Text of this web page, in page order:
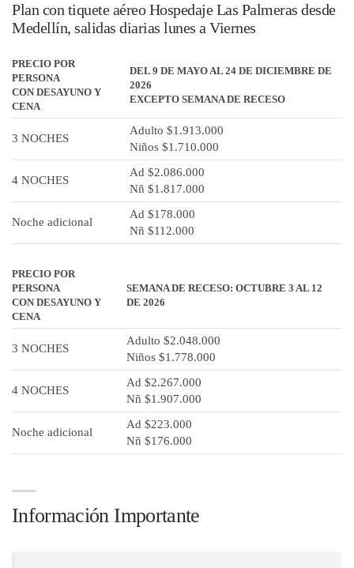
Plan con tiquete aéreo Hospedaje Las Palmeras desde
Medellín, salidas diarias lunes a Viernes
PRECIO POR
PERSONA
CON DESAYUNO Y
CENA
DEL 9 DE MAYO AL 24 DE DICIEMBRE DE
2026
EXCEPTO SEMANA DE RECESO
3 NOCHES
Adulto $1.913.000
Niños $1.710.000
4 NOCHES
Ad $2.086.000
Nñ $1.817.000
Noche adicional
Ad $178.000
Nñ $112.000
PRECIO POR
PERSONA
CON DESAYUNO Y
CENA
SEMANA DE RECESO: OCTUBRE 3 AL 12
DE 2026
3 NOCHES
Adulto $2.048.000
Niños $1.778.000
4 NOCHES
Ad $2.267.000
Nñ $1.907.000
Noche adicional
Ad $223.000
Nñ $176.000
Información Importante